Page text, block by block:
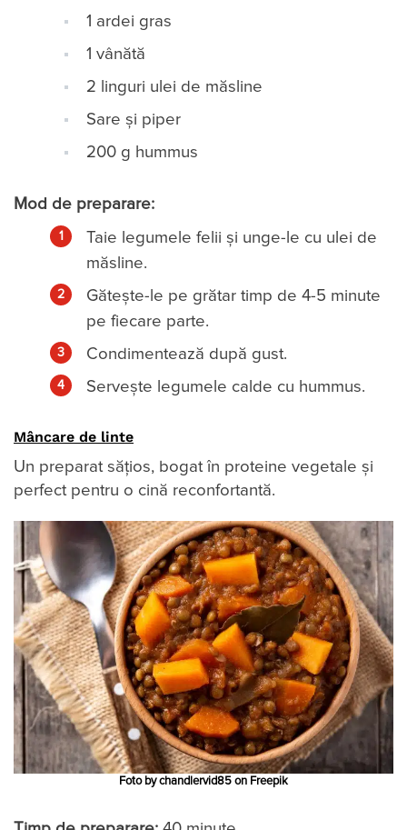
1 ardei gras
1 vânătă
2 linguri ulei de măsline
Sare și piper
200 g hummus
Mod de preparare:
Taie legumele felii și unge-le cu ulei de
măsline.
Gătește-le pe grătar timp de 4-5 minute
pe fiecare parte.
Condimentează după gust.
Servește legumele calde cu hummus.
Mâncare de linte
Un preparat sățios, bogat în proteine vegetale și
perfect pentru o cină reconfortantă.
Foto by chandlervid85 on Freepik